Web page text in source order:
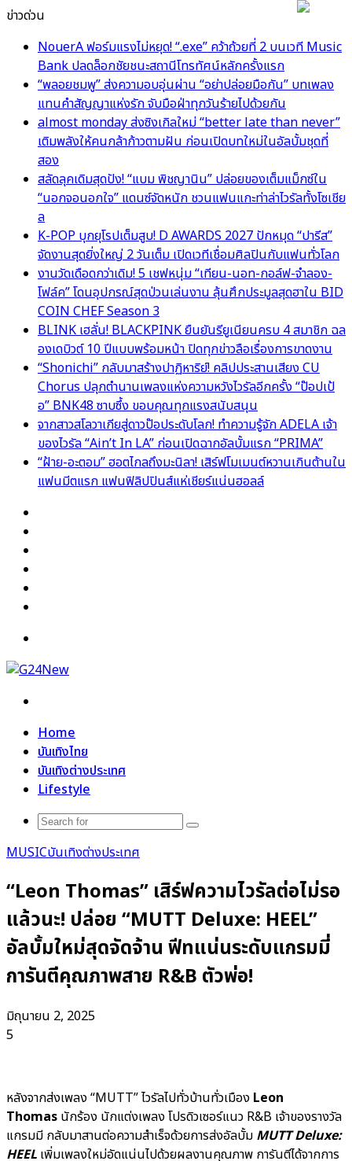
ข่าวด่วน
NouerA ฟอร์มแรงไม่หยุด! “.exe” คว้าถ้วยที่ 2 บนเวที Music
Bank ปลดล็อกชัยชนะสถานีโทรทัศน์หลักครั้งแรก
“พลอยชมพู” ส่งความอบอุ่นผ่าน “อย่าปล่อยมือกัน” บทเพลง
แทนคำสัญญาแห่งรัก จับมือฝ่าทุกวันร้ายไปด้วยกัน
almost monday ส่งซิงเกิลใหม่ “better late than never”
เติมพลังให้คนกล้าก้าวตามฝัน ก่อนเปิดบทใหม่ในอัลบั้มชุดที่
สอง
สลัดลุคเดิมสุดปัง! “แบม พิชญานิน” ปล่อยของเต็มแม็กซ์ใน
“นอกจอนอกใจ” แดนซ์จัดหนัก ชวนแฟนแกะท่าล่าไวรัลทั้งโซเชีย
ล
K-POP บุกยุโรปเต็มสูบ! D AWARDS 2027 ปักหมุด “ปารีส”
จัดงานสุดยิ่งใหญ่ 2 วันเต็ม เปิดเวทีเชื่อมศิลปินกับแฟนทั่วโลก
งานวัดเดือดกว่าเดิม! 5 เชฟหนุ่ม “เทียน-นอท-กอล์ฟ-จำลอง-
โฟล์ค” โดนอุปกรณ์สุดป่วนเล่นงาน ลุ้นศึกประมูลสุดฮาใน BID
COIN CHEF Season 3
BLINK เฮลั่น! BLACKPINK ยืนยันรียูเนียนครบ 4 สมาชิก ฉล
องเดบิวต์ 10 ปีแบบพร้อมหน้า ปิดทุกข่าวลือเรื่องการขาดงาน
“Shonichi” กลับมาสร้างปาฏิหาริย์! คลิปประสานเสียง CU
Chorus ปลุกตำนานเพลงแห่งความหวังไวรัลอีกครั้ง “ป๊อปเป้
อ” BNK48 ซาบซึ้ง ขอบคุณทุกแรงสนับสนุน
จากสาวสโลวาเกียสู่ดาวป๊อประดับโลก! ทำความรู้จัก ADELA เจ้า
ของไวรัล “Ain’t In LA” ก่อนเปิดฉากอัลบั้มแรก “PRIMA”
“ฝ้าย-อะตอม” ฮอตไกลถึงมะนิลา! เสิร์ฟโมเมนต์หวานเกินต้านใน
แฟนมีตแรก แฟนฟิลิปปินส์แห่เชียร์แน่นฮอลล์
Home
บันเทิงไทย
บันเทิงต่างประเทศ
Lifestyle
Search
MUSICบันเทิงต่างประเทศ
“Leon Thomas” เสิร์ฟความไวรัลต่อไม่รอ
แล้วนะ! ปล่อย “MUTT Deluxe: HEEL”
อัลบั้มใหม่สุดจัดจ้าน ฟีทแน่นระดับแกรมมี่
การันตีคุณภาพสาย R&B ตัวพ่อ!
มิถุนายน 2, 2025
5
หลังจากส่งเพลง “MUTT” ไวรัลไปทั่วบ้านทั่วเมือง Leon
Thomas นักร้อง นักแต่งเพลง โปรดิวเซอร์แนว R&B เจ้าของรางวัล
แกรมมี กลับมาสานต่อความสำเร็จด้วยการส่งอัลบั้ม MUTT Deluxe:
HEEL เพิ่มเพลงใหม่อัดแน่นไปด้วยผลงานคุณภาพ การันตีได้จากการ